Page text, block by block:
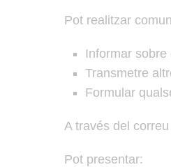
Pot realitzar
Informar
Transmetre
Formular
A través del
Pot presentar: